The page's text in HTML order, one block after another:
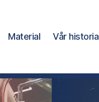
Material Vår historia